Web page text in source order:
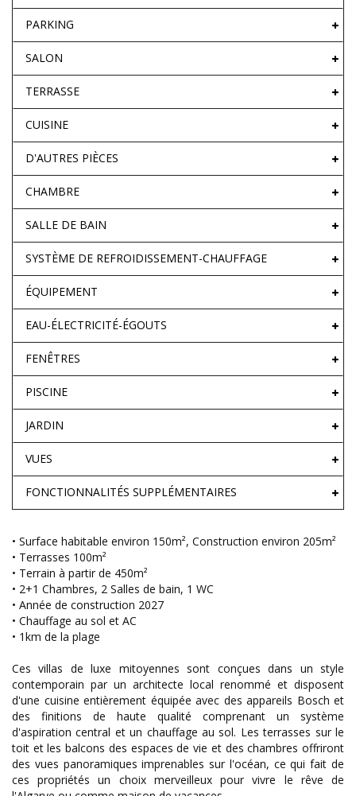
PARKING
SALON
TERRASSE
CUISINE
D'AUTRES PIÈCES
CHAMBRE
SALLE DE BAIN
SYSTÈME DE REFROIDISSEMENT-CHAUFFAGE
ÉQUIPEMENT
EAU-ÉLECTRICITÉ-ÉGOUTS
FENÊTRES
PISCINE
JARDIN
VUES
FONCTIONNALITÉS SUPPLÉMENTAIRES
• Surface habitable environ 150m², Construction environ 205m²
• Terrasses 100m²
• Terrain à partir de 450m²
• 2+1 Chambres, 2 Salles de bain, 1 WC
• Année de construction 2027
• Chauffage au sol et AC
• 1km de la plage
Ces villas de luxe mitoyennes sont conçues dans un style
contemporain par un architecte local renommé et disposent
d'une cuisine entièrement équipée avec des appareils Bosch et
des finitions de haute qualité comprenant un système
d'aspiration central et un chauffage au sol. Les terrasses sur le
toit et les balcons des espaces de vie et des chambres offriront
des vues panoramiques imprenables sur l'océan, ce qui fait de
ces propriétés un choix merveilleux pour vivre le rêve de